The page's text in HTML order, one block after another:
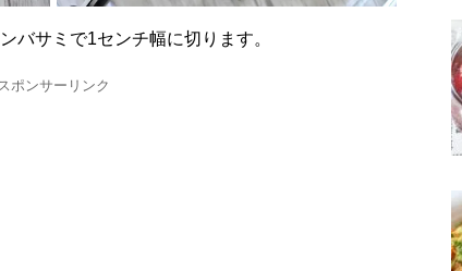
バサミで1センチ幅に切ります。
ポンサーリンク